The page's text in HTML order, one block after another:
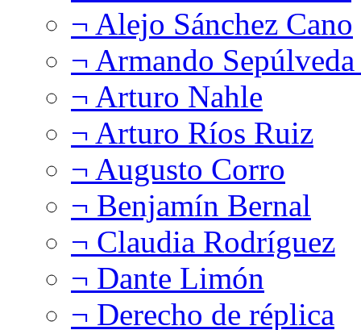
¬ Alejo Sánchez Cano
¬ Armando
¬ Arturo Nahle
¬ Arturo Ríos Ruiz
¬ Augusto Corro
¬ Benjamín Bernal
¬ Claudia Rodríguez
¬ Dante Limón
¬ Derecho de réplica